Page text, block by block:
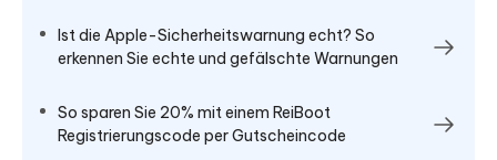
Ist die Apple-Sicherheitswarnung echt? So
erkennen Sie echte und gefälschte Warnungen
So sparen Sie 20% mit einem ReiBoot
Registrierungscode per Gutscheincode